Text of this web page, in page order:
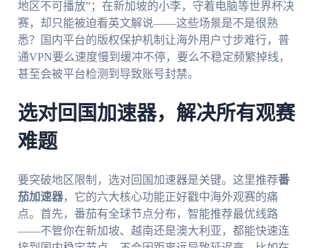
地区不可播放”；在新加坡的小李，守着电脑等世界杯决
赛，却只能被迫看英文解说——这些场景是不是很熟
悉？国内平台的版权保护机制让海外用户寸步难行，普
通VPN要么速度慢到缓冲不停，要么不稳定频繁掉线，
甚至会被平台检测到导致账号封禁。
选对回国加速器，解决所有观赛
难题
要突破地区限制，选对回国加速器是关键。这里推荐番
茄加速器，它的六大核心功能正好戳中海外观赛的痛
点。首先，番茄有全球节点分布，智能推荐最优线路
——不管你在新加坡、越南还是澳大利亚，都能快速连